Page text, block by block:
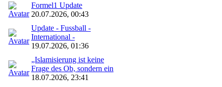
Formel1 Update
20.07.2026, 00:43
Update - Fussball -
International -
19.07.2026, 01:36
„Islamisierung ist keine
Frage des Ob, sondern ein
18.07.2026, 23:41